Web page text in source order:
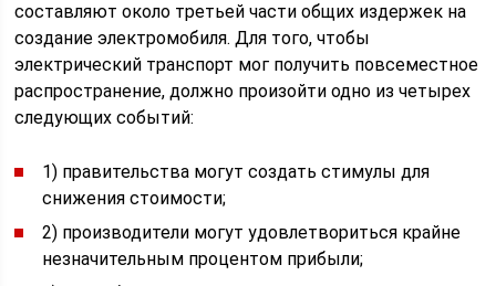
составляют около третьей части общих издержек на
создание электромобиля. Для того, чтобы
электрический транспорт мог получить повсеместное
распространение, должно произойти одно из четырех
следующих событий:
1) правительства могут создать стимулы для
снижения стоимости;
2) производители могут удовлетвориться крайне
незначительным процентом прибыли;